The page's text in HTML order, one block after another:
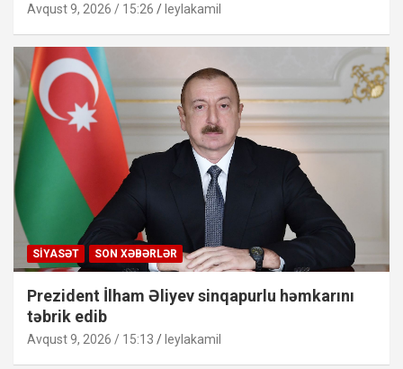
Avqust 9, 2026 / 15:26 leylakamil
SIYASƏT SON XƏBƏRLƏR
Prezident İlham Əliyev sinqapurlu həmkarını
təbrik edib
Avqust 9, 2026 / 15:13 leylakamil